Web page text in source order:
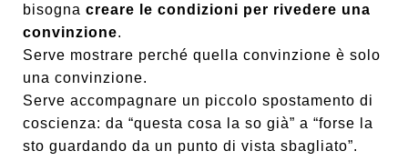
bisogna creare le condizioni per rivedere una
convinzione.
Serve mostrare perché quella convinzione è solo
una convinzione.
Serve accompagnare un piccolo spostamento di
coscienza: da “questa cosa la so già” a “forse la
sto guardando da un punto di vista sbagliato”.